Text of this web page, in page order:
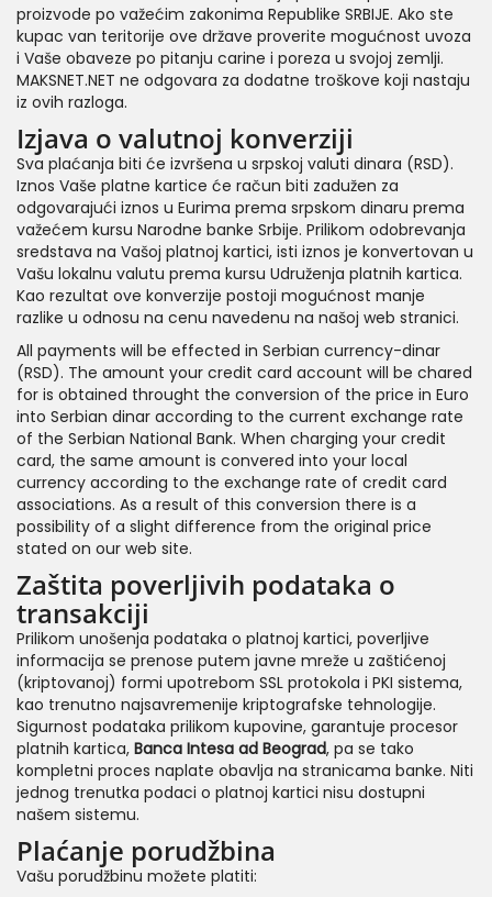
proizvode po važećim zakonima Republike SRBIJE. Ako ste
kupac van teritorije ove države proverite mogućnost uvoza
i Vaše obaveze po pitanju carine i poreza u svojoj zemlji.
MAKSNET.NET ne odgovara za dodatne troškove koji nastaju
iz ovih razloga.
Izjava o valutnoj konverziji
Sva plaćanja biti će izvršena u srpskoj valuti dinara (RSD).
Iznos Vaše platne kartice će račun biti zadužen za
odgovarajući iznos u Eurima prema srpskom dinaru prema
važećem kursu Narodne banke Srbije. Prilikom odobrevanja
sredstava na Vašoj platnoj kartici, isti iznos je konvertovan u
Vašu lokalnu valutu prema kursu Udruženja platnih kartica.
Kao rezultat ove konverzije postoji mogućnost manje
razlike u odnosu na cenu navedenu na našoj web stranici.
All payments will be effected in Serbian currency-dinar
(RSD). The amount your credit card account will be chared
for is obtained throught the conversion of the price in Euro
into Serbian dinar according to the current exchange rate
of the Serbian National Bank. When charging your credit
card, the same amount is convered into your local
currency according to the exchange rate of credit card
associations. As a result of this conversion there is a
possibility of a slight difference from the original price
stated on our web site.
Zaštita poverljivih podataka o
transakciji
Prilikom unošenja podataka o platnoj kartici, poverljive
informacija se prenose putem javne mreže u zaštićenoj
(kriptovanoj) formi upotrebom SSL protokola i PKI sistema,
kao trenutno najsavremenije kriptografske tehnologije.
Sigurnost podataka prilikom kupovine, garantuje procesor
platnih kartica, Banca Intesa ad Beograd, pa se tako
kompletni proces naplate obavlja na stranicama banke. Niti
jednog trenutka podaci o platnoj kartici nisu dostupni
našem sistemu.
Plaćanje porudžbina
Vašu porudžbinu možete platiti: